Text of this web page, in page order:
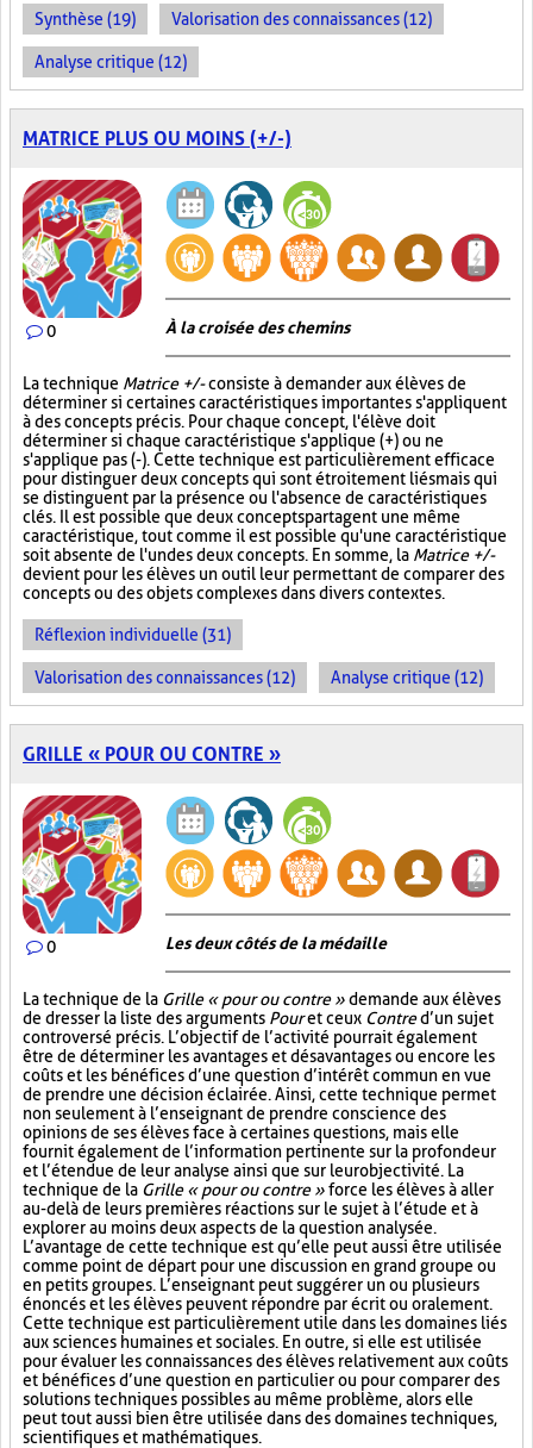
Synthèse (19) Valorisation des connaissances (12)
Analyse critique (12)
MATRICE PLUS OU MOINS (+/-)
0 À la croisée des chemins
La technique Matrice +/-consiste à demander aux élèves de
déterminer si certaines caractéristiques importantes s'appliquent
à des concepts précis. Pour chaque concept, l'élève doit
déterminer si chaque caractéristique s'applique (+) ou ne
s'applique pas (-). Cette technique est particulièrement efficace
pour distinguer deux concepts qui sont étroitement liés mais qui
se distinguent par la présence ou l'absence de caractéristiques
clés. Il est possible que deux concepts partagent une même
caractéristique, tout comme il est possible qu'une caractéristique
soit absente de l'un des deux concepts. En somme, la Matrice +/-
devient pour les élèves un outil leur permettant de comparer des
concepts ou des objets complexes dans divers contextes.
Réflexion individuelle (31)
Valorisation des connaissances (12) Analyse critique (12)
GRILLE « POUR OU CONTRE »
0 Les deux côtés de la médaille
La technique de la Grille « pour ou contre »demande aux élèves
de dresser la liste des arguments Pouret ceux Contred’un sujet
controversé précis. L’objectif de l’activité pourrait également
être de déterminer les avantages et désavantages ou encore les
coûts et les bénéfices d’une question d’intérêt commun en vue
de prendre une décision éclairée. Ainsi, cette technique permet
non seulement à l’enseignant de prendre conscience des
opinions de ses élèves face à certaines questions, mais elle
fournit également de l’information pertinente sur la profondeur
et l’étendue de leur analyse ainsi que sur leur objectivité. La
technique de la Grille « pour ou contre »force les élèves à aller
au-delà de leurs premières réactions sur le sujet à l’étude et à
explorer au moins deux aspects de la question analysée.
L’avantage de cette technique est qu’elle peut aussi être utilisée
comme point de départ pour une discussion en grand groupe ou
en petits groupes. L’enseignant peut suggérer un ou plusieurs
énoncés et les élèves peuvent répondre par écrit ou oralement.
Cette technique est particulièrement utile dans les domaines liés
aux sciences humaines et sociales. En outre, si elle est utilisée
pour évaluer les connaissances des élèves relativement aux coûts
et bénéfices d’une question en particulier ou pour comparer des
solutions techniques possibles au même problème, alors elle
peut tout aussi bien être utilisée dans des domaines techniques,
scientifiques et mathématiques.